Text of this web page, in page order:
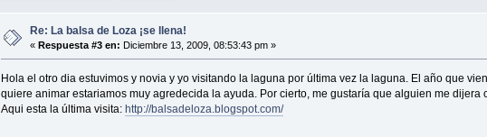
Re: La balsa de Loza ¡se llena!
«Respuesta #3 en: Diciembre 13, 2009, 08:53:43 pm »
Hola el otro dia estuvimos y novia y yo visitando la laguna por última vez la laguna. El año que
quiere animar estariamos muy agredecida la ayuda. Por cierto, me gustaría que alguien me dijera
Aqui esta la última visita: http://balsadeloza.blogspot.com/